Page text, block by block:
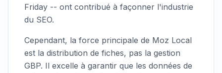
Friday -- ont contribué à façonner l'industrie
du SEO.
Cependant, la force principale de Moz Local
est la distribution de fiches, pas la gestion
GBP. Il excelle à garantir que les données de